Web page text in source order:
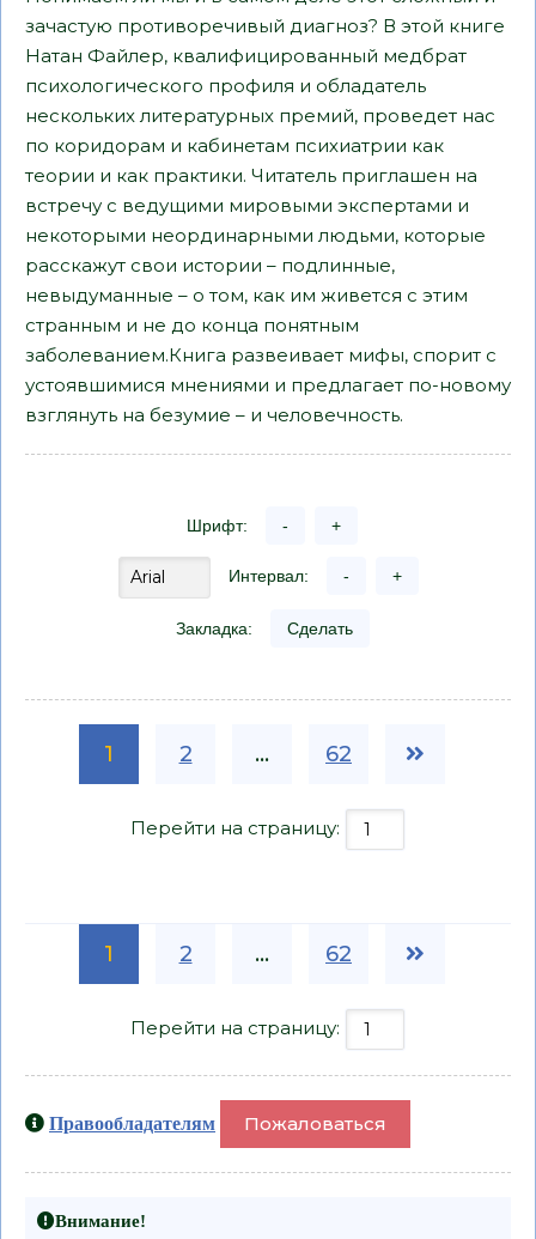
зачастую противоречивый диагноз? В этой книге
Натан Файлер, квалифицированный медбрат
психологического профиля и обладатель
нескольких литературных премий, проведет нас
по коридорам и кабинетам психиатрии как
теории и как практики. Читатель приглашен на
встречу с ведущими мировыми экспертами и
некоторыми неординарными людьми, которые
расскажут свои истории – подлинные,
невыдуманные – о том, как им живется с этим
странным и не до конца понятным
заболеванием.Книга развеивает мифы, спорит с
устоявшимися мнениями и предлагает по-новому
взглянуть на безумие – и человечность.
Шрифт: - +
Интервал: - +
Закладка: Сделать
1 2 ... 62
Перейти на страницу:
1 2 ... 62
Перейти на страницу:
Правообладателям Пожаловаться
Внимание!